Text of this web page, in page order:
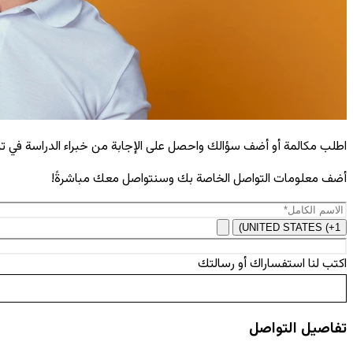
اطلب مكالمة أو أضف سؤالك واحصل على الإجابة من خبراء الدراسة في
أضف معلومات التواصل الخاصة بك وسنتواصل معك مباشرةً!
UNITED STATES (+1)
اكتب لنا استفساراك أو رسالتك
تفاصيل التواصل